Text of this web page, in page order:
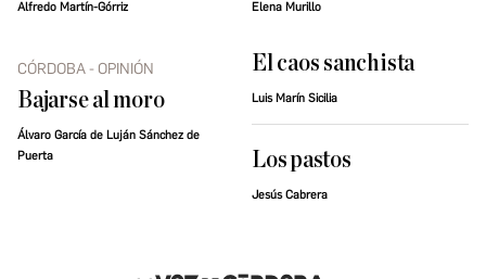
Alfredo Martín-Górriz Elena Murillo
CÓRDOBA - OPINIÓN
Bajarse al moro
Álvaro García de Luján Sánchez de
Puerta
El caos sanchista
Luis Marín Sicilia
Los pastos
Jesús Cabrera